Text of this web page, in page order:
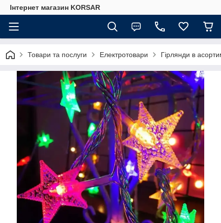
Iнтернет магазин KORSAR
Товари та послуги Електротовари Гірлянди в